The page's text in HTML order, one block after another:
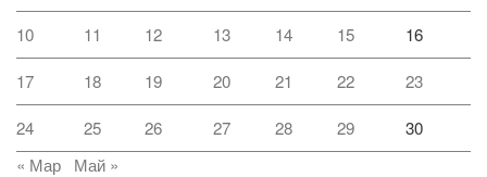
10 11 12 13 14 15 16
17 18 19 20 21 22 23
24 25 26 27 28 29
30
« Мар
Май »